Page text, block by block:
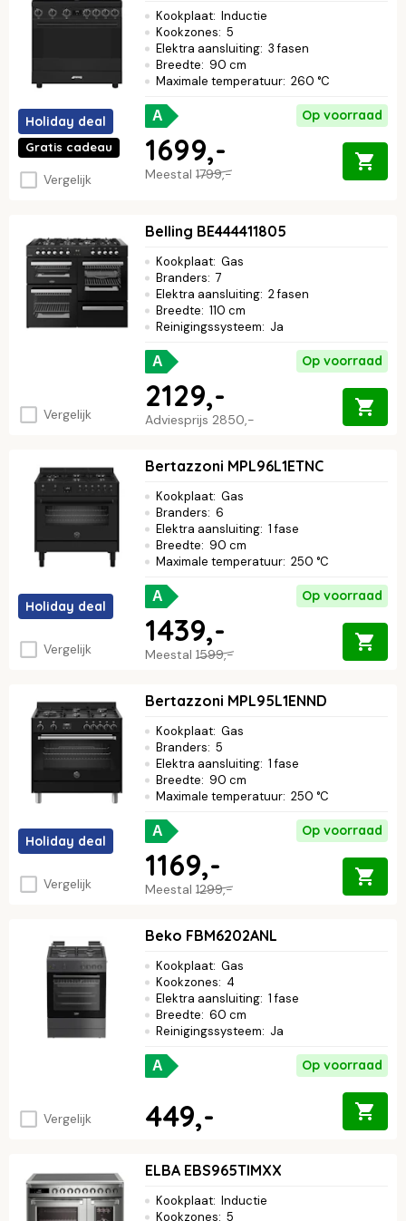
Holiday deal
Gratis cadeau
Vergelijk
Kookplaat: Inductie
Kookzones: 5
Elektra aansluiting: 3 fasen
Breedte: 90 cm
Maximale temperatuur: 260 °C
A Op voorraad
Meestal 1799,-
1699,-
Vergelijk
Belling BE444411805
Kookplaat: Gas
Branders: 7
Elektra aansluiting: 2 fasen
Breedte: 110 cm
Reinigingssysteem: Ja
A Op voorraad
Adviesprijs 2850,-
2129,-
Holiday deal
Vergelijk
Bertazzoni MPL96L1ETNC
Kookplaat: Gas
Branders: 6
Elektra aansluiting: 1 fase
Breedte: 90 cm
Maximale temperatuur: 250 °C
A Op voorraad
Meestal 1599,-
1439,-
Holiday deal
Vergelijk
Bertazzoni MPL95L1ENND
Kookplaat: Gas
Branders: 5
Elektra aansluiting: 1 fase
Breedte: 90 cm
Maximale temperatuur: 250 °C
A Op voorraad
Meestal 1299,-
1169,-
Vergelijk
Beko FBM6202ANL
Kookplaat: Gas
Kookzones: 4
Elektra aansluiting: 1 fase
Breedte: 60 cm
Reinigingssysteem: Ja
A Op voorraad
449,-
ELBA EBS965TIMXX
Kookplaat: Inductie
Kookzones: 5